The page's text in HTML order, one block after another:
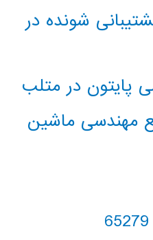
شونده در
پایتون در متلب
مهندسی ماشین